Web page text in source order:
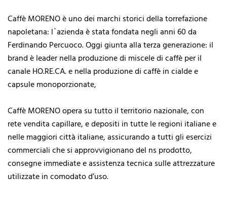
Caffè MORENO è uno dei marchi storici della torrefazione
napoletana: l`azienda è stata fondata negli anni 60 da
Ferdinando Percuoco. Oggi giunta alla terza generazione: il
brand è leader nella produzione di miscele di caffè per il
canale HO.RE.CA. e nella produzione di caffè in cialde e
capsule monoporzionate,
Caffè MORENO opera su tutto il territorio nazionale, con
rete vendita capillare, e depositi in tutte le regioni italiane e
nelle maggiori città italiane, assicurando a tutti gli esercizi
commerciali che si approvvigionano del ns prodotto,
consegne immediate e assistenza tecnica sulle attrezzature
utilizzate in comodato d’uso.